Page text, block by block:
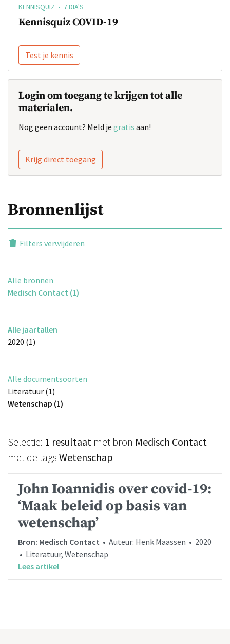
KENNISQUIZ • 7 DIA'S
Kennisquiz COVID-19
Test je kennis
Login om toegang te krijgen tot alle
materialen.
Nog geen account? Meld je gratis aan!
Krijg direct toegang
Bronnenlijst
Filters verwijderen
Alle bronnen
Medisch Contact (1)
Alle jaartallen
2020 (1)
Alle documentsoorten
Literatuur (1)
Wetenschap (1)
Selectie: 1 resultaat met bron Medisch Contact
met de tags Wetenschap
John Ioannidis over covid-19:
‘Maak beleid op basis van
wetenschap’
Bron: Medisch Contact • Auteur: Henk Maassen • 2020
• Literatuur, Wetenschap
Lees artikel